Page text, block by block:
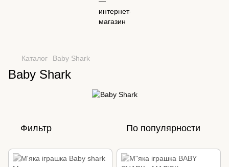
Каталог Baby Shark
Baby Shark
Фильтр По популярности